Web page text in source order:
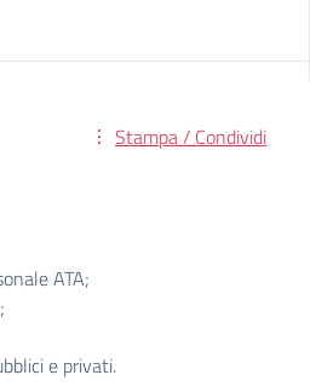
Stampa / Condividi
ATA;
e privati.